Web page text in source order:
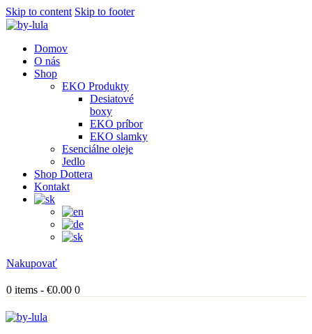
Skip to content Skip to footer
Domov
O nás
Shop
EKO Produkty
Desiatové
boxy
EKO príbor
EKO slamky
Esenciálne oleje
Jedlo
Shop Dottera
Kontakt
Nakupovať
0 items - €0.00 0